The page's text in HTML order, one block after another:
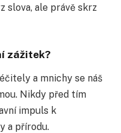
slova, ale právě skrz
zážitek?
a mnichy se náš
Nikdy před tím
impuls k
a přírodu.